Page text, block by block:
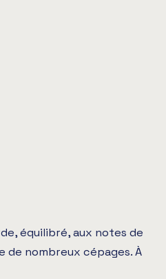
équilibré, aux notes de
de nombreux cépages. À